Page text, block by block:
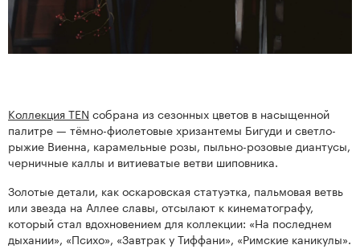
Коллекция TEN собрана из сезонных цветов в насыщенной
палитре — тёмно-фиолетовые хризантемы Бигуди и светло-
рыжие Виенна, карамельные розы, пыльно-розовые диантусы,
черничные каллы и витиеватые ветви шиповника.
Золотые детали, как оскаровская статуэтка, пальмовая ветвь
или звезда на Аллее славы, отсылают к кинематографу,
который стал вдохновением для коллекции: «На последнем
дыхании», «Психо», «Завтрак у Тиффани», «Римские каникулы».